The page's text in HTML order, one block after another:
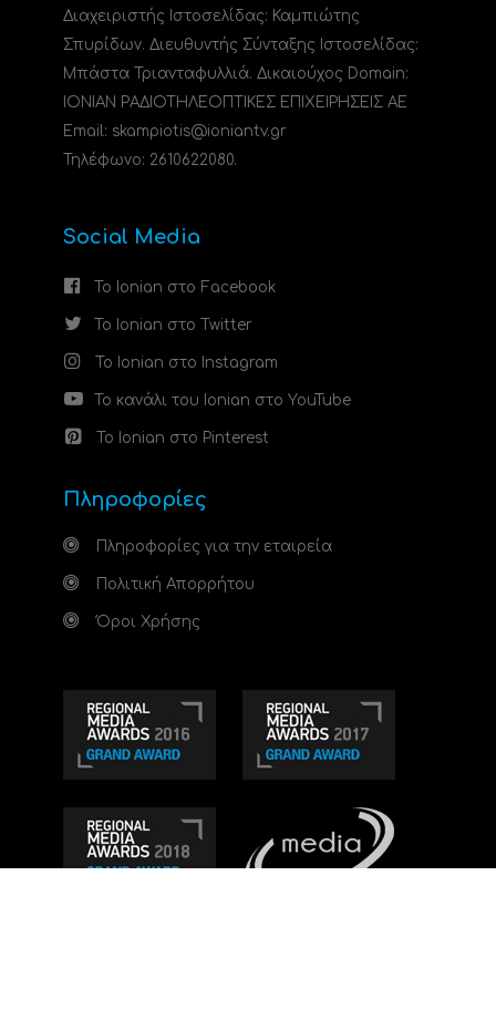
Διαχειριστής Ιστοσελίδας: Καμπιώτης
Σπυρίδων. Διευθυντής Σύνταξης Ιστοσελίδας:
Μπάστα Τριανταφυλλιά. Δικαιούχος Domain:
ΙΟΝΙΑΝ ΡΑΔΙΟΤΗΛΕΟΠΤΙΚΕΣ ΕΠΙΧΕΙΡΗΣΕΙΣ ΑΕ
Email: skampiotis@ioniantv.gr
Τηλέφωνο: 2610622080.
Social Media
Το Ionian στο Facebook
Το Ionian στο Twitter
Το Ionian στο Instagram
Το κανάλι του Ionian στο YouTube
Το Ionian στο Pinterest
Πληροφορίες
Πληροφορίες για την εταιρεία
Πολιτική Απορρήτου
Όροι Χρήσης